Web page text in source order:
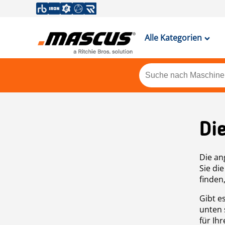
Alle Kategorien
Die
Sie
Gibt
unten
für